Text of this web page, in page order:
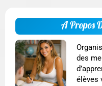
A Propos
des
élèves